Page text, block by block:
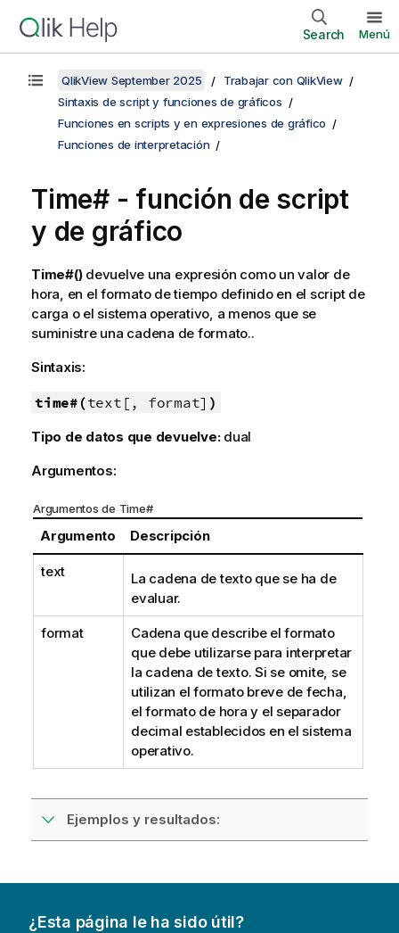
Search Menú
QlikView September 2025
Trabajar con QlikView
Sintaxis de script y funciones de gráficos
Funciones en scripts y en expresiones de gráfico
Funciones de interpretación
Time# - función de script
y de gráfico
Time#()devuelve una expresión como un valor de
hora, en el formato de tiempo definido en el script de
carga o el sistema operativo, a menos que se
suministre una cadena de formato..
Sintaxis:
time#(text[, format] )
Tipo de datos que devuelve: dual
Argumentos:
Argumentos de Time#
Argumento Descripción
text
La cadena de texto que se ha de
evaluar.
format
Cadena que describe el formato
que debe utilizarse para interpretar
la cadena de texto. Si se omite, se
utilizan el formato breve de fecha,
el formato de hora y el separador
decimal establecidos en el sistema
operativo.
Ejemplos y resultados:
¿Esta página le ha sido útil?